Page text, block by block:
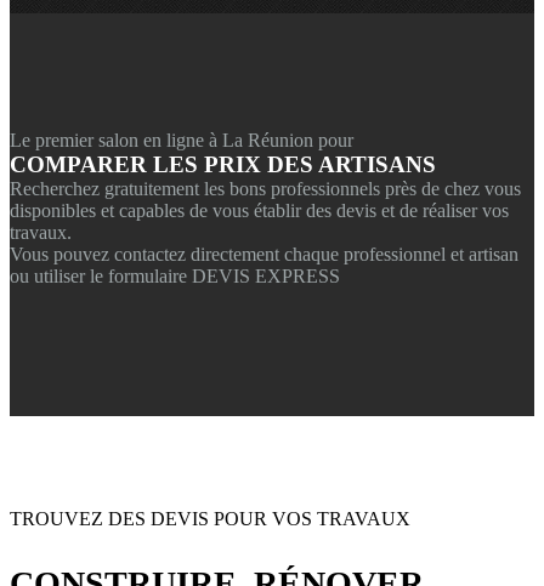
Le premier salon en ligne à La Réunion pour
COMPARER LES PRIX DES ARTISANS
Recherchez gratuitement les bons professionnels près de chez vous
disponibles et capables de vous établir des devis et de réaliser vos
travaux.
Vous pouvez contactez directement chaque professionnel et artisan
ou utiliser le formulaire DEVIS EXPRESS
TROUVEZ DES DEVIS POUR VOS TRAVAUX